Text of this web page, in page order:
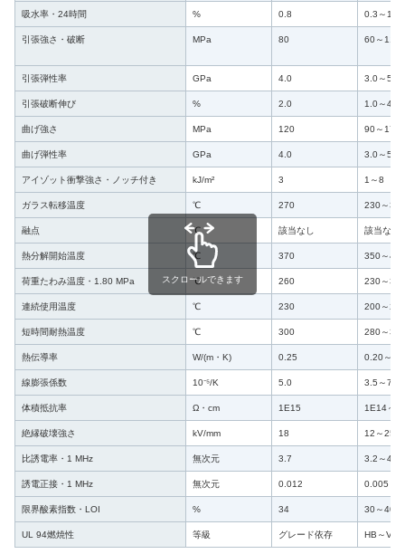
吸水率・24時間 % 0.8 0.3～1.5
引張強さ・破断 MPa 80 60～110
引張弾性率 GPa 4.0 3.0～5.5
引張破断伸び % 2.0 1.0～4.0
曲げ強さ MPa 120 90～170
曲げ弾性率 GPa 4.0 3.0～5.5
アイゾット衝撃強さ・ノッチ付き kJ/m² 3 1～8
ガラス転移温度 ℃ 270 230～320
融点 ℃ 該当なし 該当なし
熱分解開始温度 ℃ 370 350～420
荷重たわみ温度・1.80 MPa ℃ 260 230～310
連続使用温度 ℃ 230 200～260
短時間耐熱温度 ℃ 300 280～350
熱伝導率 W/(m・K) 0.25 0.20～
線膨張係数 10⁻⁵/K 5.0 3.5～7.0
体積抵抗率 Ω・cm 1E15 1E14～
絶縁破壊強さ kV/mm 18 12～25
比誘電率・1 MHz 無次元 3.7 3.2～4.2
誘電正接・1 MHz 無次元 0.012 0.005～
限界酸素指数・LOI % 34 30～40
UL 94燃焼性 等級 グレード依存 HB～V-0
スクロールできます